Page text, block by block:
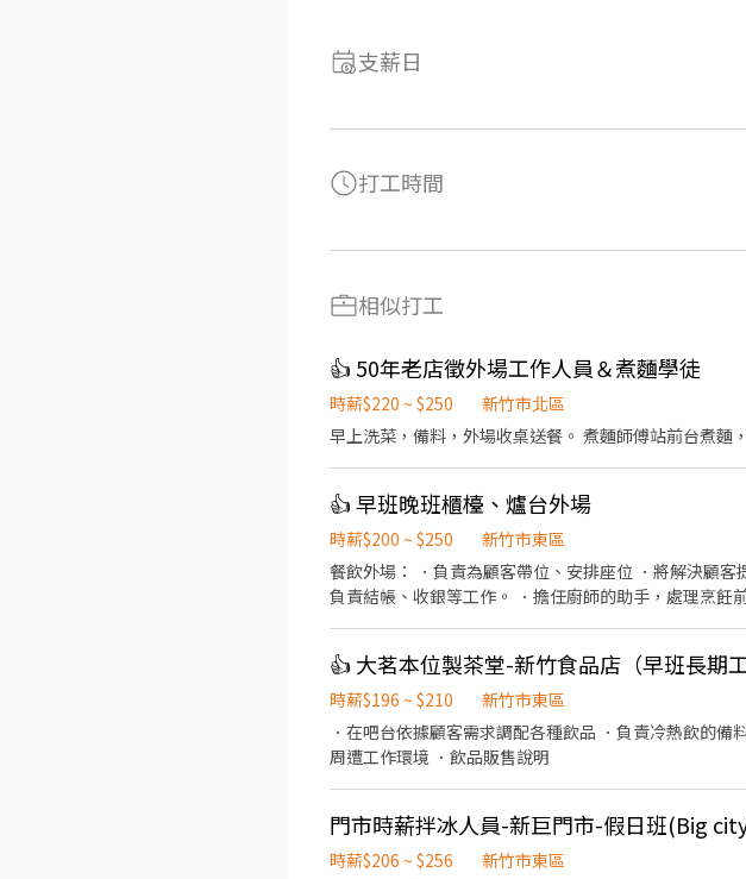
支薪日
打工時間
相似打工
👍 50年老店徵外場工作人員＆煮麵學徒
時薪$220 ~ $250
新竹市北區
早上洗菜，備料，外場收桌送餐。 煮麵師傅站前台煮麵
👍 早班晚班櫃檯、爐台外場
時薪$200 ~ $250
新竹市東區
餐飲外場： ．負責為顧客帶位、安排座位 ．將解決顧
負責結帳、收銀等工作。 ．擔任廚師的助手，處理烹
👍 大茗本位製茶堂-新竹食品店（早班長期工
時薪$196 ~ $210
新竹市東區
．在吧台依據顧客需求調配各種飲品 ．負責冷熱飲的
周遭工作環境 ．飲品販售說明
時薪$206 ~ $256
新竹市東區